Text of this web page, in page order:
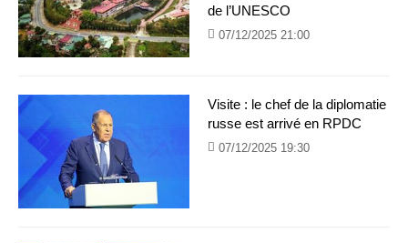
de l’UNESCO
07/12/2025 21:00
Visite : le chef de la diplomatie
russe est arrivé en RPDC
07/12/2025 19:30